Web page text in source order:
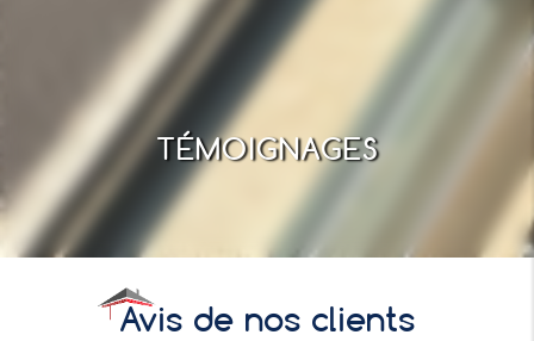
TÉMOIGNAGES
Avis de nos clients